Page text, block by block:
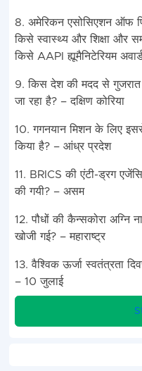
8. अमेरिकन एसोसिएशन ऑफ
किसे स्वास्थ्य और शिक्षा और
किसे AAPI ह्यूमैनिटेरियम
9. किस देश की मदद से गुजरात
जा रहा है? – दक्षिण कोरिया
10. गगनयान मिशन के लिए
किया है? – आंध्र प्रदेश
11. BRICS की एंटी-ड्रग
की गयी? – असम
12. पौधों की कैन्सकोरा अग्नि
खोजी गई? – महाराष्ट्र
13. वैश्विक ऊर्जा स्वतंत्रता
– 10 जुलाई